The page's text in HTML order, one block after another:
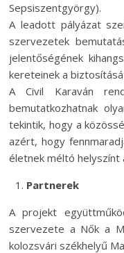
Sepsiszentgyörgy).
A leadott pályázat
szervezetek
jelentőségének
kereteinek a
A Civil Karaván
bemutatkozhatnak
tekintik, hogy a
azért, hogy
életnek méltó helyszínt
Partnerek
A projekt
szervezete a Nők a
kolozsvári székhelyű